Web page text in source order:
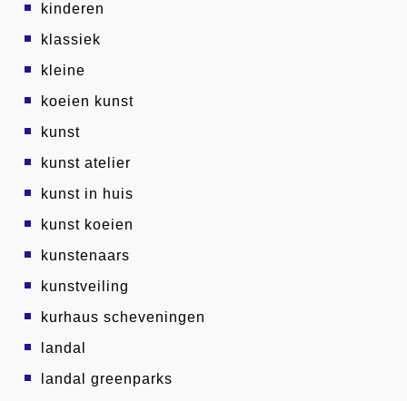
kinderen
klassiek
kleine
koeien kunst
kunst
kunst atelier
kunst in huis
kunst koeien
kunstenaars
kunstveiling
kurhaus scheveningen
landal
landal greenparks